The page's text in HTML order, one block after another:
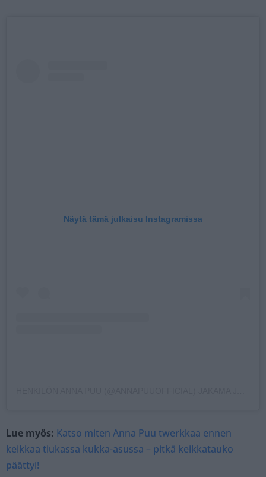
Näytä tämä julkaisu Instagramissa
Lue myös: Katso miten Anna Puu twerkkaa ennen
keikkaa tiukassa kukka-asussa – pitkä keikkatauko
päättyi!